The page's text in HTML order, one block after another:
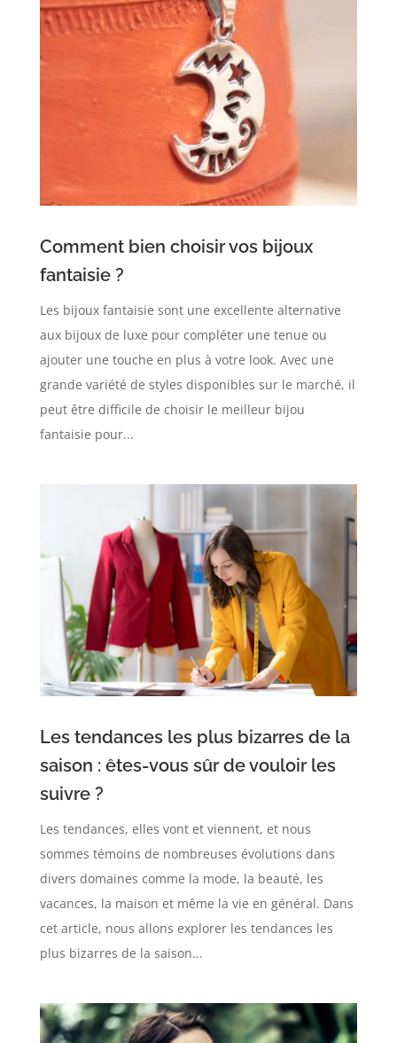
Comment bien choisir vos bijoux
fantaisie ?
Les bijoux fantaisie sont une excellente alternative
aux bijoux de luxe pour compléter une tenue ou
ajouter une touche en plus à votre look. Avec une
grande variété de styles disponibles sur le marché, il
peut être difficile de choisir le meilleur bijou
fantaisie pour...
Les tendances les plus bizarres de la
saison : êtes-vous sûr de vouloir les
suivre ?
Les tendances, elles vont et viennent, et nous
sommes témoins de nombreuses évolutions dans
divers domaines comme la mode, la beauté, les
vacances, la maison et même la vie en général. Dans
cet article, nous allons explorer les tendances les
plus bizarres de la saison...